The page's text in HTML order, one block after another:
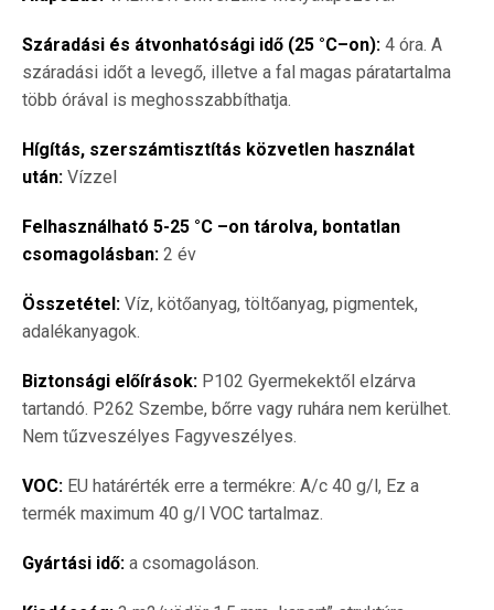
Száradási és átvonhatósági idő (25 °C–on): 4 óra. A
száradási időt a levegő, illetve a fal magas páratartalma
több órával is meghosszabbíthatja.
Hígítás, szerszámtisztítás közvetlen használat
után: Vízzel
Felhasználható 5-25 °C –on tárolva, bontatlan
csomagolásban: 2 év
Összetétel: Víz, kötőanyag, töltőanyag, pigmentek,
adalékanyagok.
Biztonsági előírások: P102 Gyermekektől elzárva
tartandó. P262 Szembe, bőrre vagy ruhára nem kerülhet.
Nem tűzveszélyes Fagyveszélyes.
VOC: EU határérték erre a termékre: A/c 40 g/l, Ez a
termék maximum 40 g/l VOC tartalmaz.
Gyártási idő: a csomagoláson.